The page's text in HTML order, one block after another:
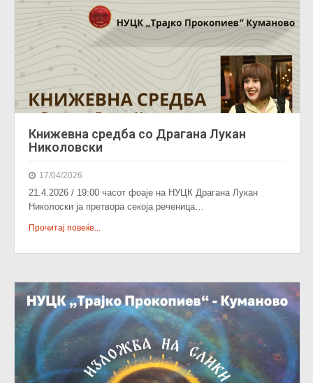
Книжевна средба со Драгана Лукан
Николовски
17/04/2026
21.4.2026 / 19:00 часот фоаје на НУЦК Драгана Лукан
Николоски ја претвора секоја реченица…
Прочитај повеќе...